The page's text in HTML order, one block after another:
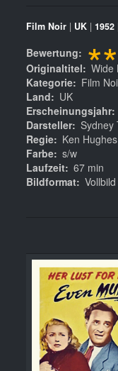
Film Noir | UK | 1952
Bewertung
Originaltitel
Wide
Kategorie
Film
Land
UK
Erscheinungsjahr
Darsteller Sydney
Regie
Ken Hughes
Farbe s/w
Laufzeit 67 min
Bildformat Vollbild